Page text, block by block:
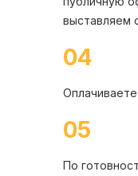
выставляем
04
05
По